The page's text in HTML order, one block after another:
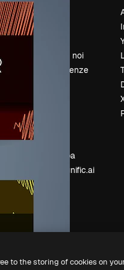
Prezzi
Chi siamo
Lavora con noi
Cerca tendenze
Slidesgo
Vendi i tuoi
contenuti
Sala stampa
Cerchi magnific.ai
to the storing of cookies on